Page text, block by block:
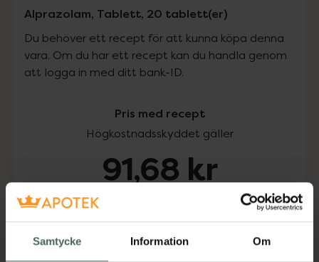
Samtycke Information Om
Alprazolam, Tablett, 20 tablett(er)
Du behöver ett recept för att kunna köpa denna
vara. Om du har ett recept kan du handla genom
att logga in med ditt bank-ID.
Pris med recept
Högkostnadsskyddet gäller
91,68 kr
Köp via ditt recept